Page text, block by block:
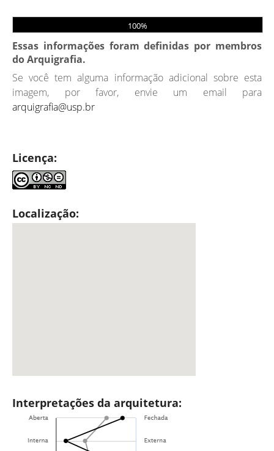
100%
Essas informações foram definidas por membros
do Arquigrafia.
Se você tem alguma informação adicional sobre esta
imagem, por favor, envie um email para
arquigrafia@usp.br
Licença:
Localização:
Interpretações da arquitetura: